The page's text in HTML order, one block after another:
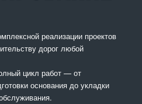
реализации проектов
дорог любой
цикл работ — от
основания до укладки